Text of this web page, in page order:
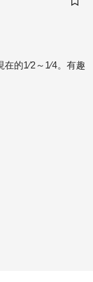
儲存
的1∕2～1∕4。有趣